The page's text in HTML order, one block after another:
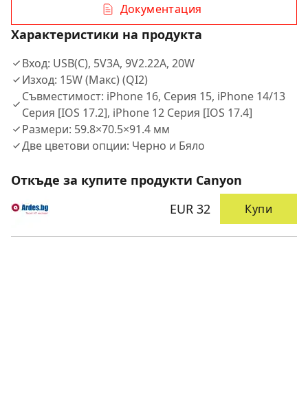
Документация
Характеристики на продукта
Вход: USB(C), 5V3A, 9V2.22A, 20W
Изход: 15W (Макс) (QI2)
Съвместимост: iPhone 16, Серия 15, iPhone 14/13
Серия [IOS 17.2], iPhone 12 Серия [IOS 17.4]
Размери: 59.8×70.5×91.4 мм
Две цветови опции: Черно и Бяло
Откъде за купите продукти Canyon
EUR 32
Купи